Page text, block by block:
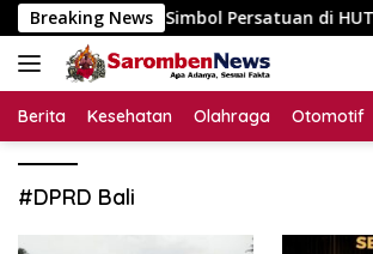
Langsung
ke
konten
Breaking News
Jadi Simbol Persatuan di HUT RI ke-81
Berita Kesehatan Olahraga Otomotif
#DPRD Bali